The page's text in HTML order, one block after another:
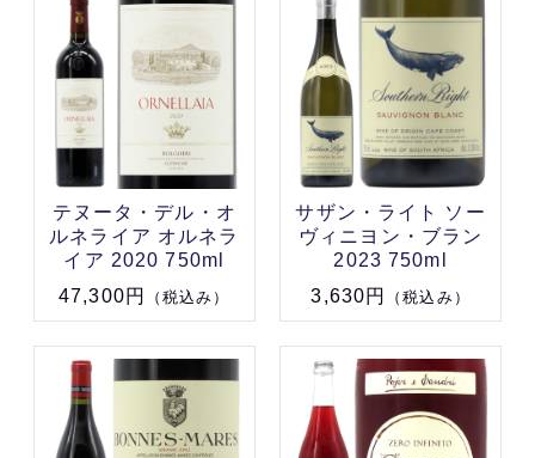
テヌータ・デル・オ
ルネライア オルネラ
イア 2020 750ml
47,300円
（税込み）
サザン・ライト ソー
ヴィニヨン・ブラン
2023 750ml
3,630円
（税込み）